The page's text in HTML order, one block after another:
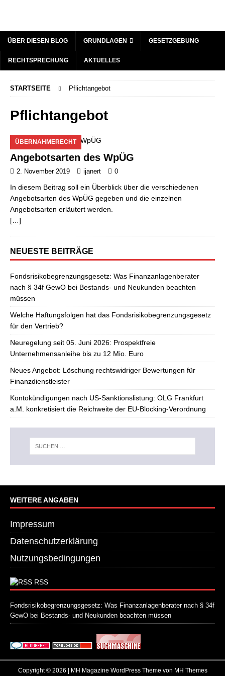
ÜBER DIESEN BLOG GRUNDLAGEN GESETZGEBUNG
RECHTSPRECHUNG AKTUELLES
STARTSEITE Pflichtangebot
Pflichtangebot
ÜBERNAHMERECHT
Angebotsarten des WpÜG
2. November 2019 ijanert 0
In diesem Beitrag soll ein Überblick über die verschiedenen
Angebotsarten des WpÜG gegeben und die einzelnen
Angebotsarten erläutert werden.
[…]
NEUESTE BEITRÄGE
Fondsrisikobegrenzungsgesetz: Was Finanzanlagenberater
nach § 34f GewO bei Bestands- und Neukunden beachten
müssen
Welche Haftungsfolgen hat das Fondsrisikobegrenzungsgesetz
für den Vertrieb?
Neuregelung seit 05. Juni 2026: Prospektfreie
Unternehmensanleihe bis zu 12 Mio. Euro
Neues Angebot: Löschung rechtswidriger Bewertungen für
Finanzdienstleister
Kontokündigungen nach US-Sanktionslistung: OLG Frankfurt
a.M. konkretisiert die Reichweite der EU-Blocking-Verordnung
WEITERE ANGABEN
Impressum
Datenschutzerklärung
Nutzungsbedingungen
RSS
Fondsrisikobegrenzungsgesetz: Was Finanzanlagenberater nach § 34f
GewO bei Bestands- und Neukunden beachten müssen
Copyright © 2026 | MH Magazine WordPress Theme von MH Themes